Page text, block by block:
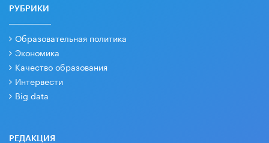
РУБРИКИ
Образовательная политика
Экономика
Качество образования
Интервести
Big data
РЕДАКЦИЯ